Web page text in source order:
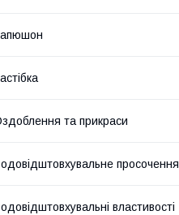
та прикраси
просочення
властивості